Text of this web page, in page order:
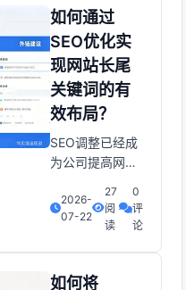
什么是SEO？它
如何改变你的网
站命运，老实
说，拥有一网站
对于个人和公司
的成长很关键。
的曝光，网站将
无法吸引足够的
如何通过
SEO优化实
现网站长尾
关键词的有
效布局？
SEO调整已经成
为公司提高网站
体验的关键手
段。而长尾关键
化率更高的关键
2026-
07-22
27
阅
读
0
评
论
如何将